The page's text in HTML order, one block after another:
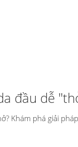
đầu dễ
Khám phá giải